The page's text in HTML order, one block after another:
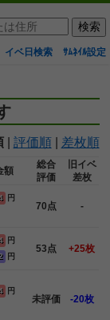
イベ日検索 ｻﾑﾈｲﾙ設定
| 評価順| 差枚順
額
総合
評価
旧イベ
差枚
円
70点 -
円
円
53点 +25枚
円
未評価 -20枚